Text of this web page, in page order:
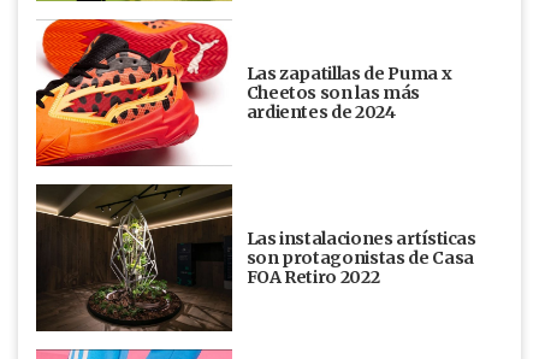
Las zapatillas de Puma x
Cheetos son las más
ardientes de 2024
Las instalaciones artísticas
son protagonistas de Casa
FOA Retiro 2022